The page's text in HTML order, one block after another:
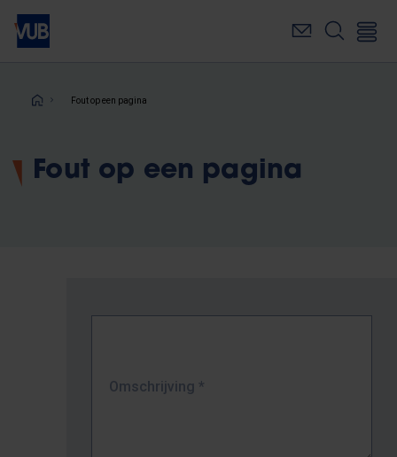
Overslaan
naar
inhoudKruimelpad
Fout op een pagina
Fout op een pagina
Omschrijving *